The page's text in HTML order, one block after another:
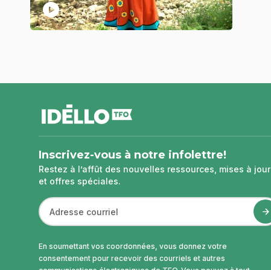
play_circle
pageInscrivez-vous à notre infolettre!
Restez à l’affût des nouvelles ressources, mises à jour
et offres spéciales.
En soumettant vos coordonnées, vous donnez votre
consentement pour recevoir des courriels et autres